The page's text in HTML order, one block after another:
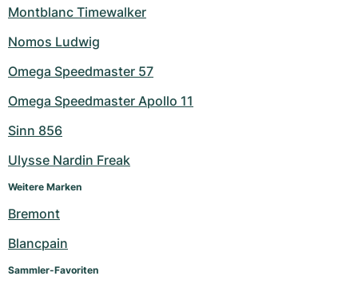
Yacht-Master II
Sea-Dweller
Sky-Dweller
Pasha
Tortue
Baignoire
Roadster
Cockpit
Chronospace
Super Avenger
Montbrillant
Damenuhren
Aquatimer
Spitfire
Gebraucht
Montblanc Timewalker
Nomos Ludwig
Omega Speedmaster 57
Omega Speedmaster Apollo 11
Sinn 856
Ulysse Nardin Freak
Weitere Marken
Bremont
Blancpain
Sammler-Favoriten